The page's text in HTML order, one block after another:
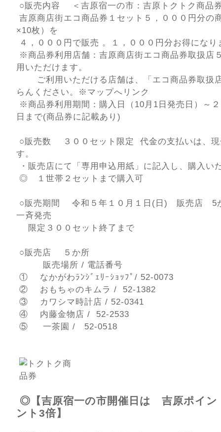
○販売内容 ＜吉原宿一の市：吉原トクトク商
吉原商店街エコ商品券１セット５，０００円分の
×10枚）を
４，０００円で販売 。１，０００円分お得になり
※商品券利用店舗：吉原商店街エコ商品券取扱店
用いただけます。
ご利用いただける店舗は、「エコ商品券取扱
らんください。※マップへリンク
※商品券利用期間：購入日（10月1日発売日）～
日まで(商品券に記載あり)
○販売数 ３００セット限定 代金の支払いは、現
す。
・販売店にて「専用申込用紙」に記入し、購入い
◎ １世帯２セットまで購入可
○販売期間 令和５年１０月１日(日) 販売店 5
一斉発売
限定３００セット終了まで
○販売店 ５か所
販売場所 / 電話番号
① なかがわﾗﾝｼﾞｪﾘｰｼｮｯﾌﾟ/ 52-0073
② おもちゃのキムラ / 52-1382
③ カワシマ時計店 / 52-0341
④ 内藤金物店 / 52-2533
⑤ 一茶園 / 52-0518
◎【吉原宿一の市開催日は 吉原ポイン
ント3倍】